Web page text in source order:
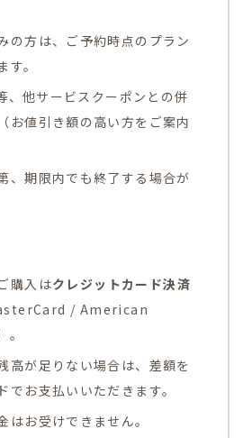
の方は、ご予約時点のプラン
。
他サービスクーポンとの併
お値引き額の高い方をご案内
、期限内でも終了する場合が
購入はクレジットカード決済
/ American
高が足りない場合は、差額を
でお支払いいただきます。
はお受けできません。